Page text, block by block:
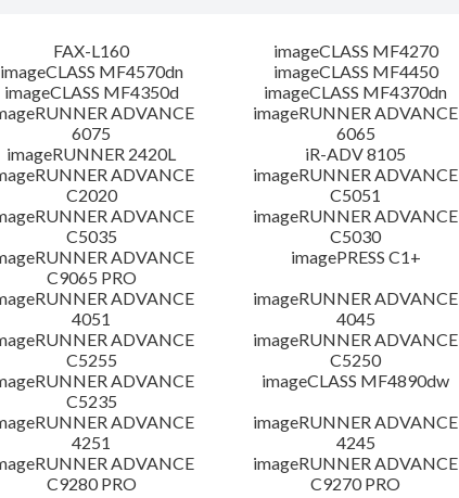
FAX-L160 imageCLASS MF4270
imageCLASS MF4570dn
imageCLASS MF4450
imageCLASS MF4350d
imageCLASS MF4370dn
ADVANCE
6075
imageRUNNER ADVANCE
6065
imageRUNNER 2420L
iR-ADV 8105
ADVANCE
C2020
imageRUNNER ADVANCE
C5051
ADVANCE
C5035
imageRUNNER ADVANCE
C5030
ADVANCE
C9065 PRO
imagePRESS C1+
ADVANCE
4051
imageRUNNER ADVANCE
4045
ADVANCE
C5255
imageRUNNER ADVANCE
C5250
ADVANCE
C5235
imageCLASS MF4890dw
ADVANCE
4251
imageRUNNER ADVANCE
4245
ADVANCE
C9280 PRO
imageRUNNER ADVANCE
C9270 PRO